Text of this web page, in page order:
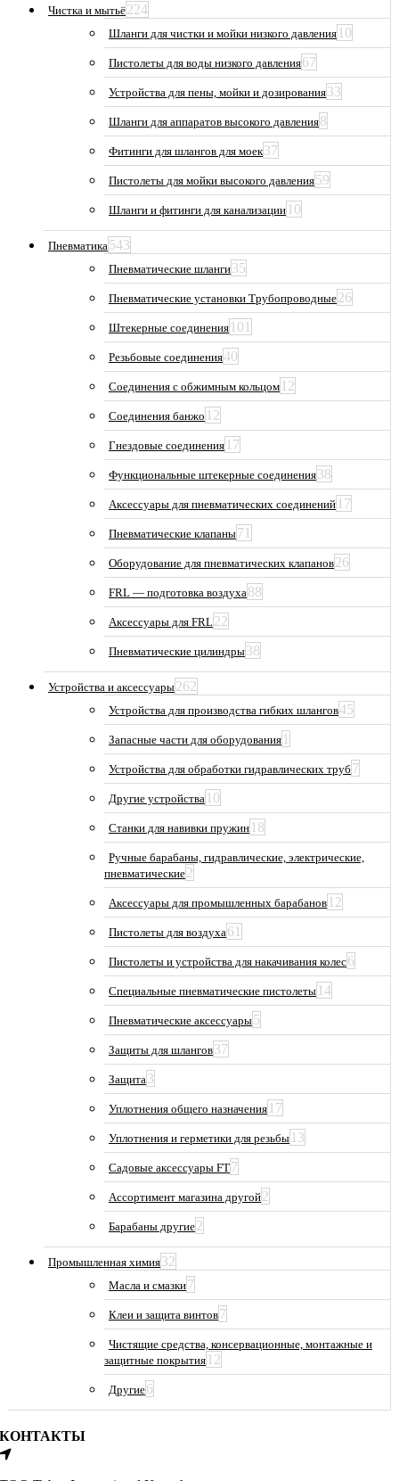
Чистка и мытьё224
Шланги для чистки и мойки низкого давления 10
Пистолеты для воды низкого давления67
Устройства для пены, мойки и дозирования33
Шланги для аппаратов высокого давления8
Фитинги для шлангов для моек37
Пистолеты для мойки высокого давления59
Шланги и фитинги для канализации 10
Пневматика543
Пневматические шланги35
Пневматические установки Трубопроводные26
Штекерные соединения 101
Резьбовые соединения40
Соединения с обжимным кольцом 12
Соединения банжо 12
Гнездовые соединения 17
Функциональные штекерные соединения38
Аксессуары для пневматических соединений 17
Пневматические клапаны71
Оборудование для пневматических клапанов26
FRL — подготовка воздуха88
Аксессуары для FRL22
Пневматические цилиндры38
Устройства и аксессуары262
Устройства для производства гибких шлангов45
Запасные части для оборудования 1
Устройства для обработки гидравлических труб 7
Другие устройства 10
Станки для навивки пружин 18
Ручные барабаны, гидравлические, электрические,
пневматические2
Аксессуары для промышленных барабанов 12
Пистолеты для воздуха61
Пистолеты и устройства для накачивания колес6
Специальные пневматические пистолеты 14
Пневматические аксессуары5
Защиты для шлангов37
Защита3
Уплотнения общего назначения 17
Уплотнения и герметики для резьбы 13
Садовые аксессуары FT7
Ассортимент магазина другой2
Барабаны другие2
Промышленная химия32
Масла и смазки7
Клеи и защита винтов7
Чистящие средства, консервационные, монтажные и
защитные покрытия 12
Другие6
КОНТАКТЫ